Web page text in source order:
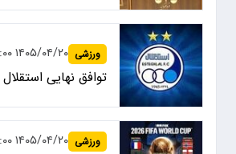
ورزشی ۱۴۰۵/۰۴/۲۰ ۱۷:۰۰
توافق نهایی
ورزشی ۱۴۰۵/۰۴/۲۰ ۱۶:۰۰